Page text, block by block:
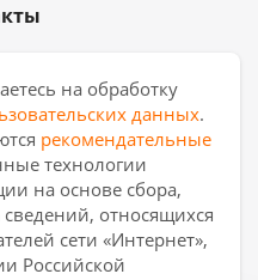
ceramica.ru
Новинская 2, склад
на обработку
данных.
рекомендательные
технологии
на основе сбора,
относящихся
сети «Интернет»,
Российской